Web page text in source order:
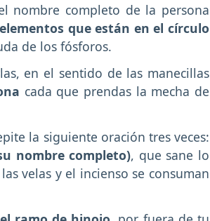
nombre completo de la persona
que están en el círculo
de los fósforos.
en el sentido de las manecillas
cada que prendas la mecha de
la siguiente oración tres veces:
nombre completo), que sane lo
velas y el incienso se consuman